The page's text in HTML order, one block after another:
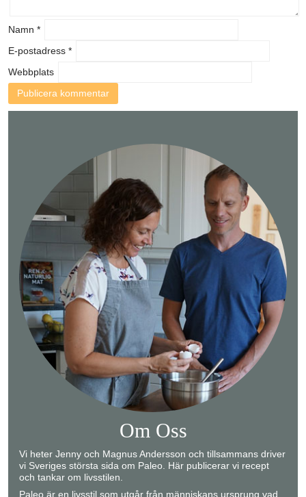
Namn *
E-postadress *
Webbplats
Om Oss
Vi heter Jenny och Magnus Andersson och tillsammans driver
vi Sveriges största sida om Paleo. Här publicerar vi recept
och tankar om livsstilen.
Paleo är en livsstil som utgår från människans ursprung vad